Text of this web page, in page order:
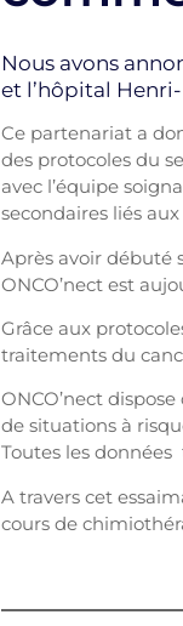
Nous avons
et l’hôpital
Ce partenariat a
des protocoles du
avec l’équipe
secondaires liés
Après avoir débuté
ONCO’nect est
Grâce aux
traitements du
ONCO’nect
de situations à
Toutes les données
A travers cet
cours de